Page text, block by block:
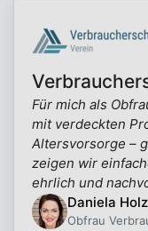
Für mich als
mit verdeckten
Altersvorsorge –
zeigen wir
ehrlich und
Daniela
Obfrau